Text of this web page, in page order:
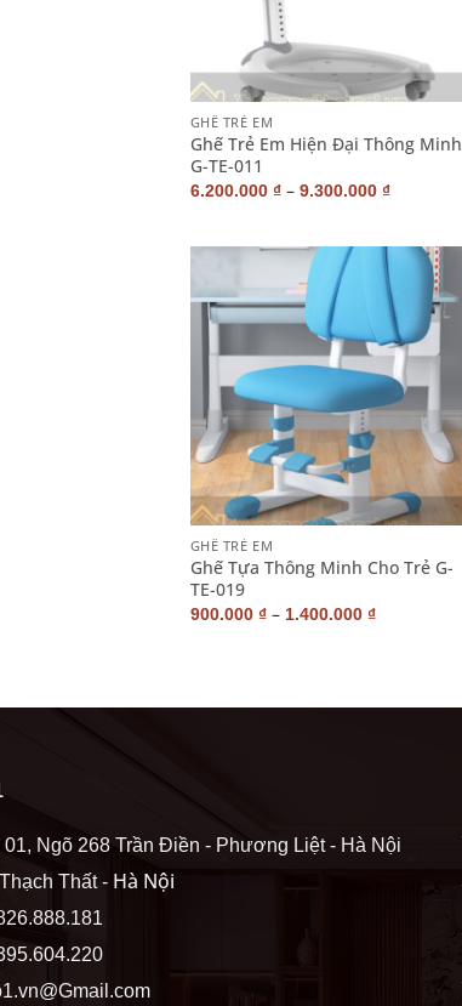
GHẾ TRẺ EM
Ghế Trẻ Em Hiện Đại Thông Minh
G-TE-011
6.200.000 ₫– 9.300.000 ₫
+
GHẾ TRẺ EM
Ghế Tựa Thông Minh Cho Trẻ G-
TE-019
900.000 ₫– 1.400.000 ₫
01, Ngõ 268 Trần Điền - Phương Liệt - Hà Nội
Thạch Thất -Hà Nội